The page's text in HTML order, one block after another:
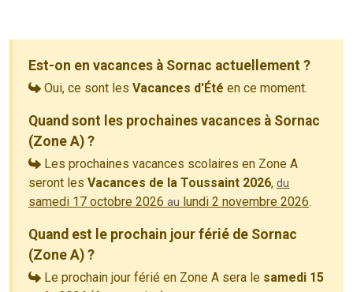
Est-on en vacances à Sornac actuellement ?
Oui, ce sont les Vacances d'Été en ce moment.
Quand sont les prochaines vacances à Sornac
(Zone A) ?
Les prochaines vacances scolaires en Zone A
seront les Vacances de la Toussaint 2026, du
samedi 17 octobre 2026 au lundi 2 novembre 2026.
Quand est le prochain jour férié de Sornac
(Zone A) ?
Le prochain jour férié en Zone A sera le samedi 15